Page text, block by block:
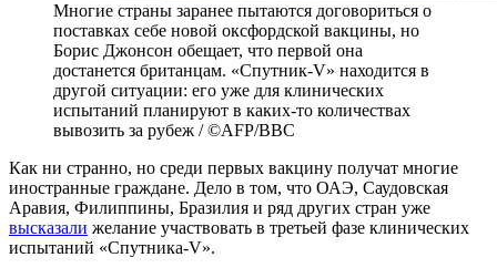
Многие страны заранее пытаются договориться о
поставках себе новой оксфордской вакцины, но
Борис Джонсон обещает, что первой она
достанется британцам. «Спутник-V» находится в
другой ситуации: его уже для клинических
испытаний планируют в каких-то количествах
вывозить за рубеж / ©AFP/BBC
Как ни странно, но среди первых вакцину получат многие
иностранные граждане. Дело в том, что ОАЭ, Саудовская
Аравия, Филиппины, Бразилия и ряд других стран уже
высказали желание участвовать в третьей фазе клинических
испытаний «Спутника-V».